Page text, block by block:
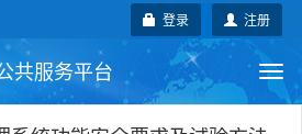
注册
登录
共服务平台